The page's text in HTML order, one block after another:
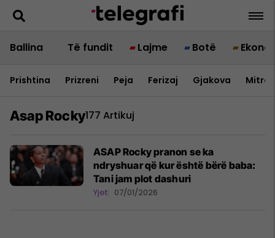
Ballina Të fundit Lajme Botë
Prishtina Prizreni Peja Ferizaj Gjakova
Asap Rocky177 Artikuj
ASAP Rocky pranon se ka
ndryshuar që kur është bërë baba:
Tani jam plot dashuri
Yjet 07/01/2026